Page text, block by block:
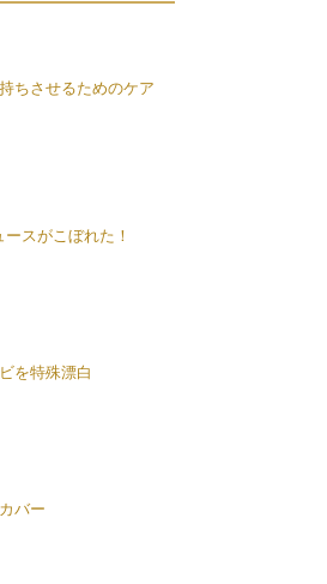
ちさせるためのケア
スがこぼれた！
を特殊漂白
バー